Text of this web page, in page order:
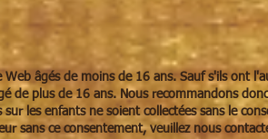
âgés de moins de 16 ans. Sauf s'ils ont
de plus de 16 ans. Nous recommandons
les enfants ne soient collectées sans le
sans ce consentement, veuillez nous